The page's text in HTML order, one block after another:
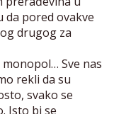
da pored ovakve
drugog za
Sve nas
rekli da su
svako se
Isto bi se